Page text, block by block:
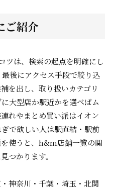
ご紹介
ツは、検索の起点を明確にし
後にアクセス手段で絞り込
を出し、取り扱いカテゴリ
大型店か駅近かを選べばム
れやまとめ買い派はイオン
で欲しい人は駅直結・駅前
使うと、h&m店舗一覧の関
つかります。
・神奈川・千葉・埼玉・北関